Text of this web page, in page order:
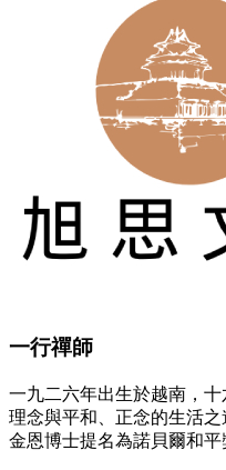
一行禪師
一九二六年出生於越南，
理念與平和、正念的生活
金恩博士提名為諾貝爾和平